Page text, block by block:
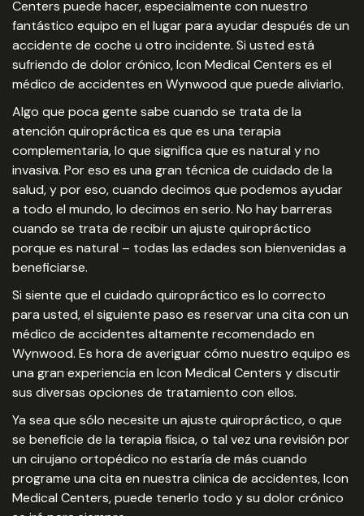
Centers puede hacer, especialmente con nuestro
fantástico equipo en el lugar para ayudar después de un
accidente de coche u otro incidente. Si usted está
sufriendo de dolor crónico, Icon Medical Centers es el
médico de accidentes en Wynwood que puede aliviarlo.
Algo que poca gente sabe cuando se trata de la
atención quiropráctica es que es una terapia
complementaria, lo que significa que es natural y no
invasiva. Por eso es una gran técnica de cuidado de la
salud, y por eso, cuando decimos que podemos ayudar
a todo el mundo, lo decimos en serio. No hay barreras
cuando se trata de recibir un ajuste quiropráctico
porque es natural – todas las edades son bienvenidas a
beneficiarse.
Si siente que el cuidado quiropráctico es lo correcto
para usted, el siguiente paso es reservar una cita con un
médico de accidentes altamente recomendado en
Wynwood. Es hora de averiguar cómo nuestro equipo es
una gran experiencia en Icon Medical Centers y discutir
sus diversas opciones de tratamiento con ellos.
Ya sea que sólo necesite un ajuste quiropráctico, o que
se beneficie de la terapia física, o tal vez una revisión por
un cirujano ortopédico no estaría de más cuando
programe una cita en nuestra clinica de accidentes, Icon
Medical Centers, puede tenerlo todo y su dolor crónico